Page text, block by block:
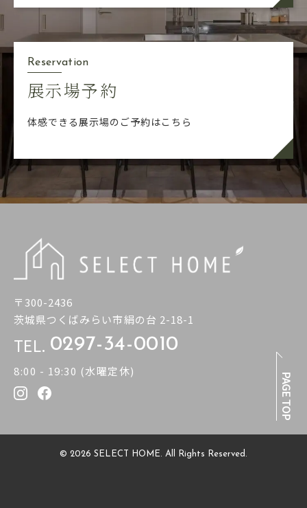
Reservation
展示場予約
体感できる展示場のご予約はこちら
PAGE TOP
〒300-2436
茨城県つくばみらい市絹の台 2-18-1
TEL. 0297-34-0010
8:00 - 19:30 (水曜定休)
© 2026 SELECT HOME. All Rights Reserved.